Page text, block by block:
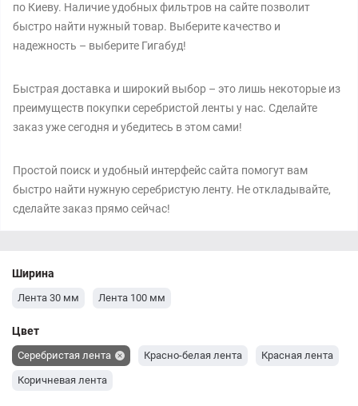
по Киеву. Наличие удобных фильтров на сайте позволит
быстро найти нужный товар. Выберите качество и
надежность – выберите Гигабуд!
Быстрая доставка и широкий выбор – это лишь некоторые из
преимуществ покупки серебристой ленты у нас. Сделайте
заказ уже сегодня и убедитесь в этом сами!
Простой поиск и удобный интерфейс сайта помогут вам
быстро найти нужную серебристую ленту. Не откладывайте,
сделайте заказ прямо сейчас!
Ширина
Лента 30 мм Лента 100 мм
Цвет
Серебристая лента Красно-белая лента Красная лента
Коричневая лента